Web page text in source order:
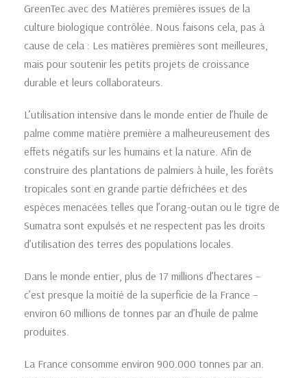
GreenTec avec des Matières premières issues de la
culture biologique contrôlée. Nous faisons cela, pas à
cause de cela : Les matières premières sont meilleures,
mais pour soutenir les petits projets de croissance
durable et leurs collaborateurs.
L’utilisation intensive dans le monde entier de l’huile de
palme comme matière première a malheureusement des
effets négatifs sur les humains et la nature. Afin de
construire des plantations de palmiers à huile, les forêts
tropicales sont en grande partie défrichées et des
espèces menacées telles que l’orang-outan ou le tigre de
Sumatra sont expulsés et ne respectent pas les droits
d’utilisation des terres des populations locales.
Dans le monde entier, plus de 17 millions d’hectares –
c’est presque la moitié de la superficie de la France –
environ 60 millions de tonnes par an d’huile de palme
produites.
La France consomme environ 900.000 tonnes par an.